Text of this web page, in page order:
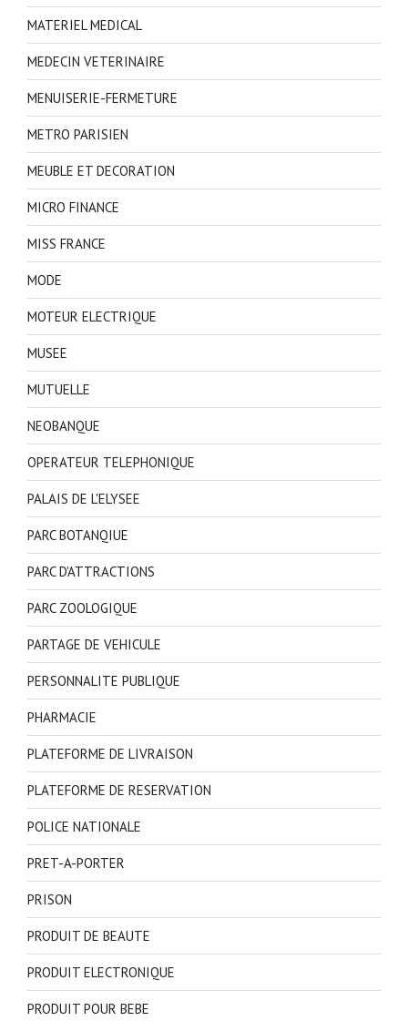
MATERIEL MEDICAL
MEDECIN VETERINAIRE
MENUISERIE-FERMETURE
METRO PARISIEN
MEUBLE ET DECORATION
MICRO FINANCE
MISS FRANCE
MODE
MOTEUR ELECTRIQUE
MUSEE
MUTUELLE
NEOBANQUE
OPERATEUR TELEPHONIQUE
PALAIS DE L'ELYSEE
PARC BOTANQIUE
PARC D'ATTRACTIONS
PARC ZOOLOGIQUE
PARTAGE DE VEHICULE
PERSONNALITE PUBLIQUE
PHARMACIE
PLATEFORME DE LIVRAISON
PLATEFORME DE RESERVATION
POLICE NATIONALE
PRET-A-PORTER
PRISON
PRODUIT DE BEAUTE
PRODUIT ELECTRONIQUE
PRODUIT POUR BEBE